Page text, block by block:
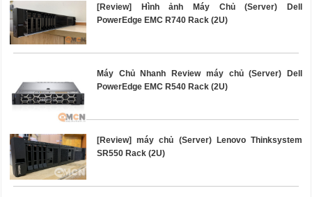
[Review] Hình ảnh Máy Chủ (Server) Dell
PowerEdge EMC R740 Rack (2U)
Máy Chủ Nhanh Review máy chủ (Server) Dell
PowerEdge EMC R540 Rack (2U)
[Review] máy chủ (Server) Lenovo Thinksystem
SR550 Rack (2U)